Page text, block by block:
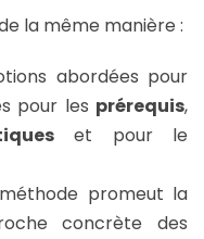
la même manière :
abordées pour
pour les prérequis,
et pour le
promeut la
concrète des